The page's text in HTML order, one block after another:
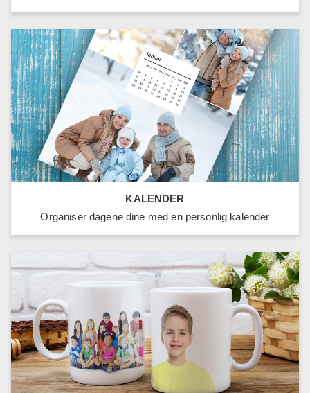
KALENDER
Organiser dagene dine med en personlig kalender